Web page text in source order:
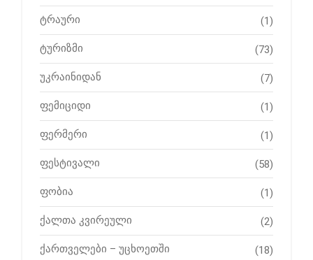
ტრაური (1)
ტურიზმი (73)
უკრაინიდან (7)
ფემიციდი (1)
ფერმერი (1)
ფესტივალი (58)
ფობია (1)
ქალთა კვირეული (2)
ქართველები – უცხოეთში (18)